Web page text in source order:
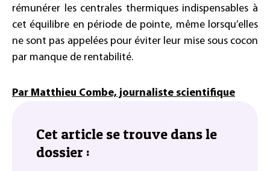
rémunérer les centrales thermiques indispensables à
cet équilibre en période de pointe, même lorsqu’elles
ne sont pas appelées pour éviter leur mise sous cocon
par manque de rentabilité.
Par Matthieu Combe, journaliste scientifique
Cet article se trouve dans le
dossier :